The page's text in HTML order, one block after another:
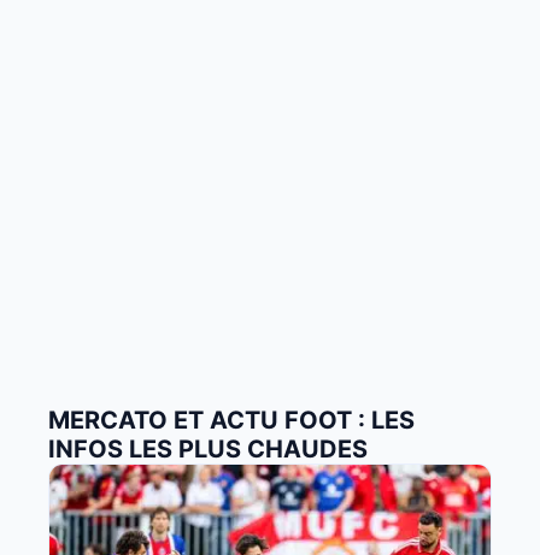
MERCATO ET ACTU FOOT : LES
INFOS LES PLUS CHAUDES